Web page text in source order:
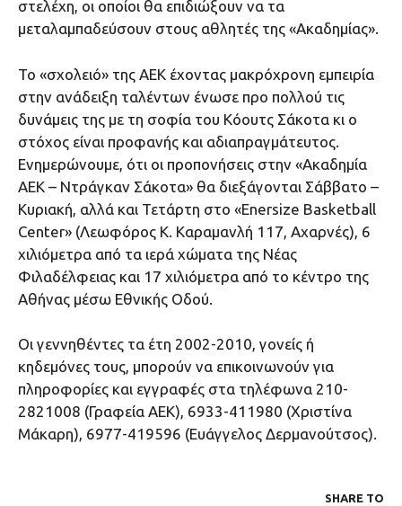
στελέχη, οι οποίοι θα επιδιώξουν να τα
μεταλαμπαδεύσουν στους αθλητές της «Ακαδημίας».
Το «σχολειό» της ΑΕΚ έχοντας μακρόχρονη εμπειρία
στην ανάδειξη ταλέντων ένωσε προ πολλού τις
δυνάμεις της με τη σοφία του Κόουτς Σάκοτα κι ο
στόχος είναι προφανής και αδιαπραγμάτευτος.
Ενημερώνουμε, ότι οι προπονήσεις στην «Ακαδημία
ΑΕΚ – Ντράγκαν Σάκοτα» θα διεξάγονται Σάββατο –
Κυριακή, αλλά και Τετάρτη στο «Εnersize Basketball
Center» (Λεωφόρος Κ. Καραμανλή 117, Αχαρνές), 6
χιλιόμετρα από τα ιερά χώματα της Νέας
Φιλαδέλφειας και 17 χιλιόμετρα από το κέντρο της
Αθήνας μέσω Εθνικής Οδού.
Οι γεννηθέντες τα έτη 2002-2010, γονείς ή
κηδεμόνες τους, μπορούν να επικοινωνούν για
πληροφορίες και εγγραφές στα τηλέφωνα 210-
2821008 (Γραφεία AEK), 6933-411980 (Χριστίνα
Μάκαρη), 6977-419596 (Ευάγγελος Δερμανούτσος).
SHARE ΤΟ